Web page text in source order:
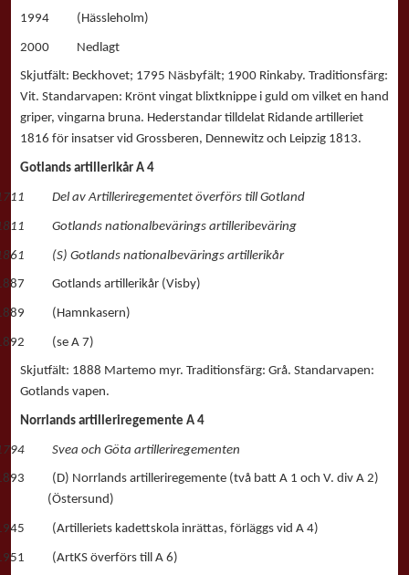
1994 (Hässleholm)
2000 Nedlagt
Skjutfält: Beckhovet; 1795 Näsbyfält; 1900 Rinkaby. Traditionsfärg:
Vit. Standarvapen: Krönt vingat blixtknippe i guld om vilket en hand
griper, vingarna bruna. Hederstandar tilldelat Ridande artilleriet
1816 för insatser vid Grossberen, Dennewitz och Leipzig 1813.
Gotlands artillerikår A 4
Del av Artilleriregementet överförs till Gotland
Gotlands nationalbevärings artilleribeväring
(S) Gotlands nationalbevärings artillerikår
Gotlands artillerikår (Visby)
(Hamnkasern)
(se A 7)
Skjutfält: 1888 Martemo myr. Traditionsfärg: Grå. Standarvapen:
Gotlands vapen.
Norrlands artilleriregemente A 4
Svea och Göta artilleriregementen
(D) Norrlands artilleriregemente (två batt A 1 och V. div A 2)
(Östersund)
(Artilleriets kadettskola inrättas, förläggs vid A 4)
(ArtKS överförs till A 6)